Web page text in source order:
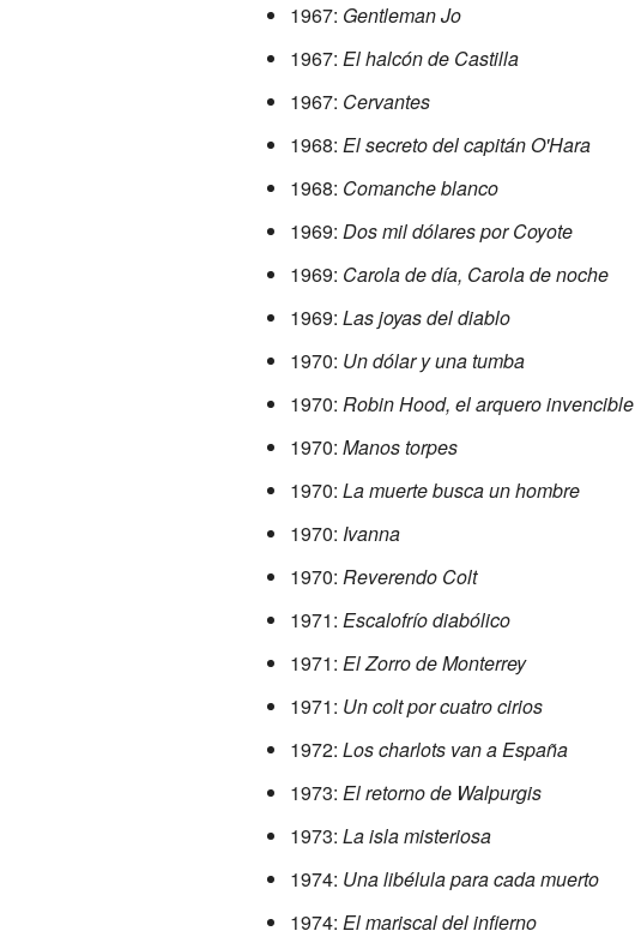
1967: Gentleman Jo
1967: El halcón de Castilla
1967: Cervantes
1968: El secreto del capitán O'Hara
1968: Comanche blanco
1969: Dos mil dólares por Coyote
1969: Carola de día, Carola de noche
1969: Las joyas del diablo
1970: Un dólar y una tumba
1970: Robin Hood, el arquero invencible
1970: Manos torpes
1970: La muerte busca un hombre
1970: Ivanna
1970: Reverendo Colt
1971: Escalofrío diabólico
1971: El Zorro de Monterrey
1971: Un colt por cuatro cirios
1972: Los charlots van a España
1973: El retorno de Walpurgis
1973: La isla misteriosa
1974: Una libélula para cada muerto
1974: El mariscal del infierno